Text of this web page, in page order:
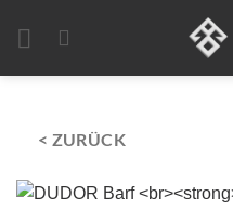
< ZURÜCK